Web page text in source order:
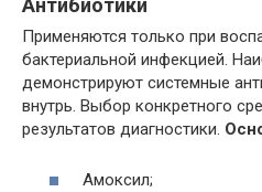
Антибиотики
Применяются только при
бактериальной инфекцией.
демонстрируют системные
внутрь. Выбор конкретного
результатов диагностики.
Амоксил;